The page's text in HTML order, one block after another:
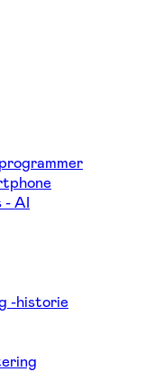
- AI
-historie